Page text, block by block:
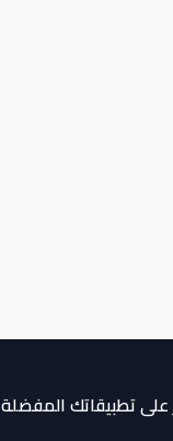
تطبيقاتك المفضلة